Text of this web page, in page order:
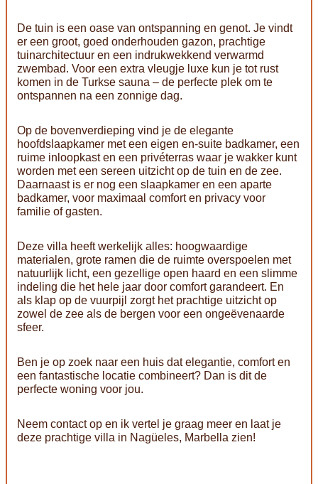
De tuin is een oase van ontspanning en genot. Je vindt
er een groot, goed onderhouden gazon, prachtige
tuinarchitectuur en een indrukwekkend verwarmd
zwembad. Voor een extra vleugje luxe kun je tot rust
komen in de Turkse sauna – de perfecte plek om te
ontspannen na een zonnige dag.
Op de bovenverdieping vind je de elegante
hoofdslaapkamer met een eigen en-suite badkamer, een
ruime inloopkast en een privéterras waar je wakker kunt
worden met een sereen uitzicht op de tuin en de zee.
Daarnaast is er nog een slaapkamer en een aparte
badkamer, voor maximaal comfort en privacy voor
familie of gasten.
Deze villa heeft werkelijk alles: hoogwaardige
materialen, grote ramen die de ruimte overspoelen met
natuurlijk licht, een gezellige open haard en een slimme
indeling die het hele jaar door comfort garandeert. En
als klap op de vuurpijl zorgt het prachtige uitzicht op
zowel de zee als de bergen voor een ongeëvenaarde
sfeer.
Ben je op zoek naar een huis dat elegantie, comfort en
een fantastische locatie combineert? Dan is dit de
perfecte woning voor jou.
Neem contact op en ik vertel je graag meer en laat je
deze prachtige villa in Nagüeles, Marbella zien!